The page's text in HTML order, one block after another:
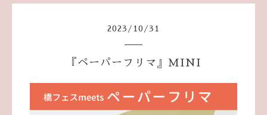
2023 / 10 / 31
『ペーパーフリマ』MINI